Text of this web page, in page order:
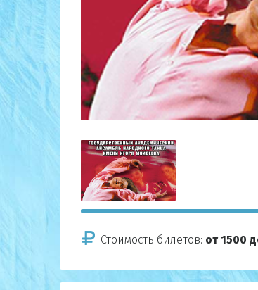
Стоимость билетов: от 1500